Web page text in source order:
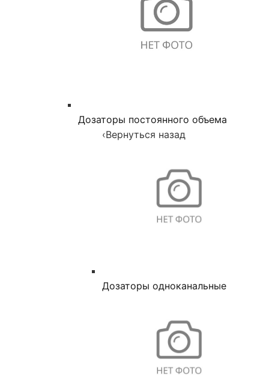
Дозаторы постоянного объема
‹Вернуться назад
Дозаторы одноканальные